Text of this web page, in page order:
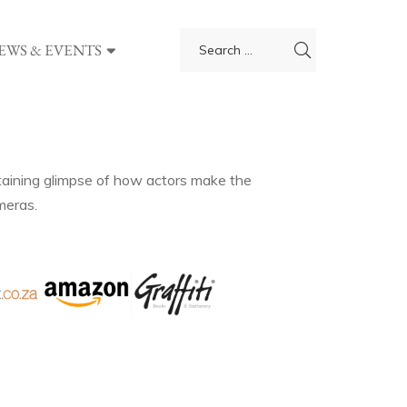
& EVENTS
glimpse of how actors make the